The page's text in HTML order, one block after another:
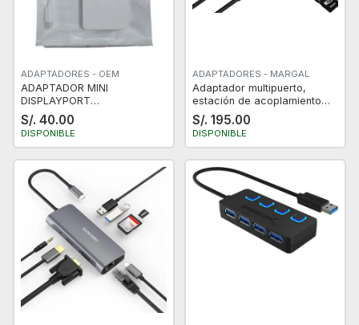
ADAPTADORES - OEM
ADAPTADOR MINI
DISPLAYPORT
THUNDERBOLT PARA
MACBOOK AIR CON SALIDA
HDMI VGA DVI BLANCO
S/. 40.00
DISPONIBLE
ADAPTADORES - MARGAL
Adaptador multipuerto,
estación de acoplamiento
portátil 10 en 1 con HDMI 4K
HUB USB-C
S/. 195.00
DISPONIBLE